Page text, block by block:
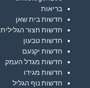
בריאות
חדשות בית שאן
חדשות חצור הגלילית
חדשות טבעון
חדשות יקנעם
חדשות מגדל העמק
חדשות מגידו
חדשות נוף הגליל